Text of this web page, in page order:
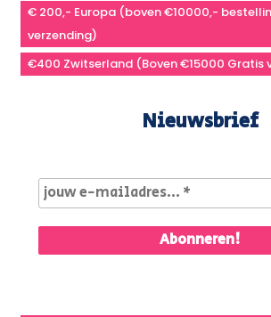
€ 200,- Europa (boven €10000,-
verzending)
€400 Zwitserland (Boven €15000 Gratis
Nieuwsbrief